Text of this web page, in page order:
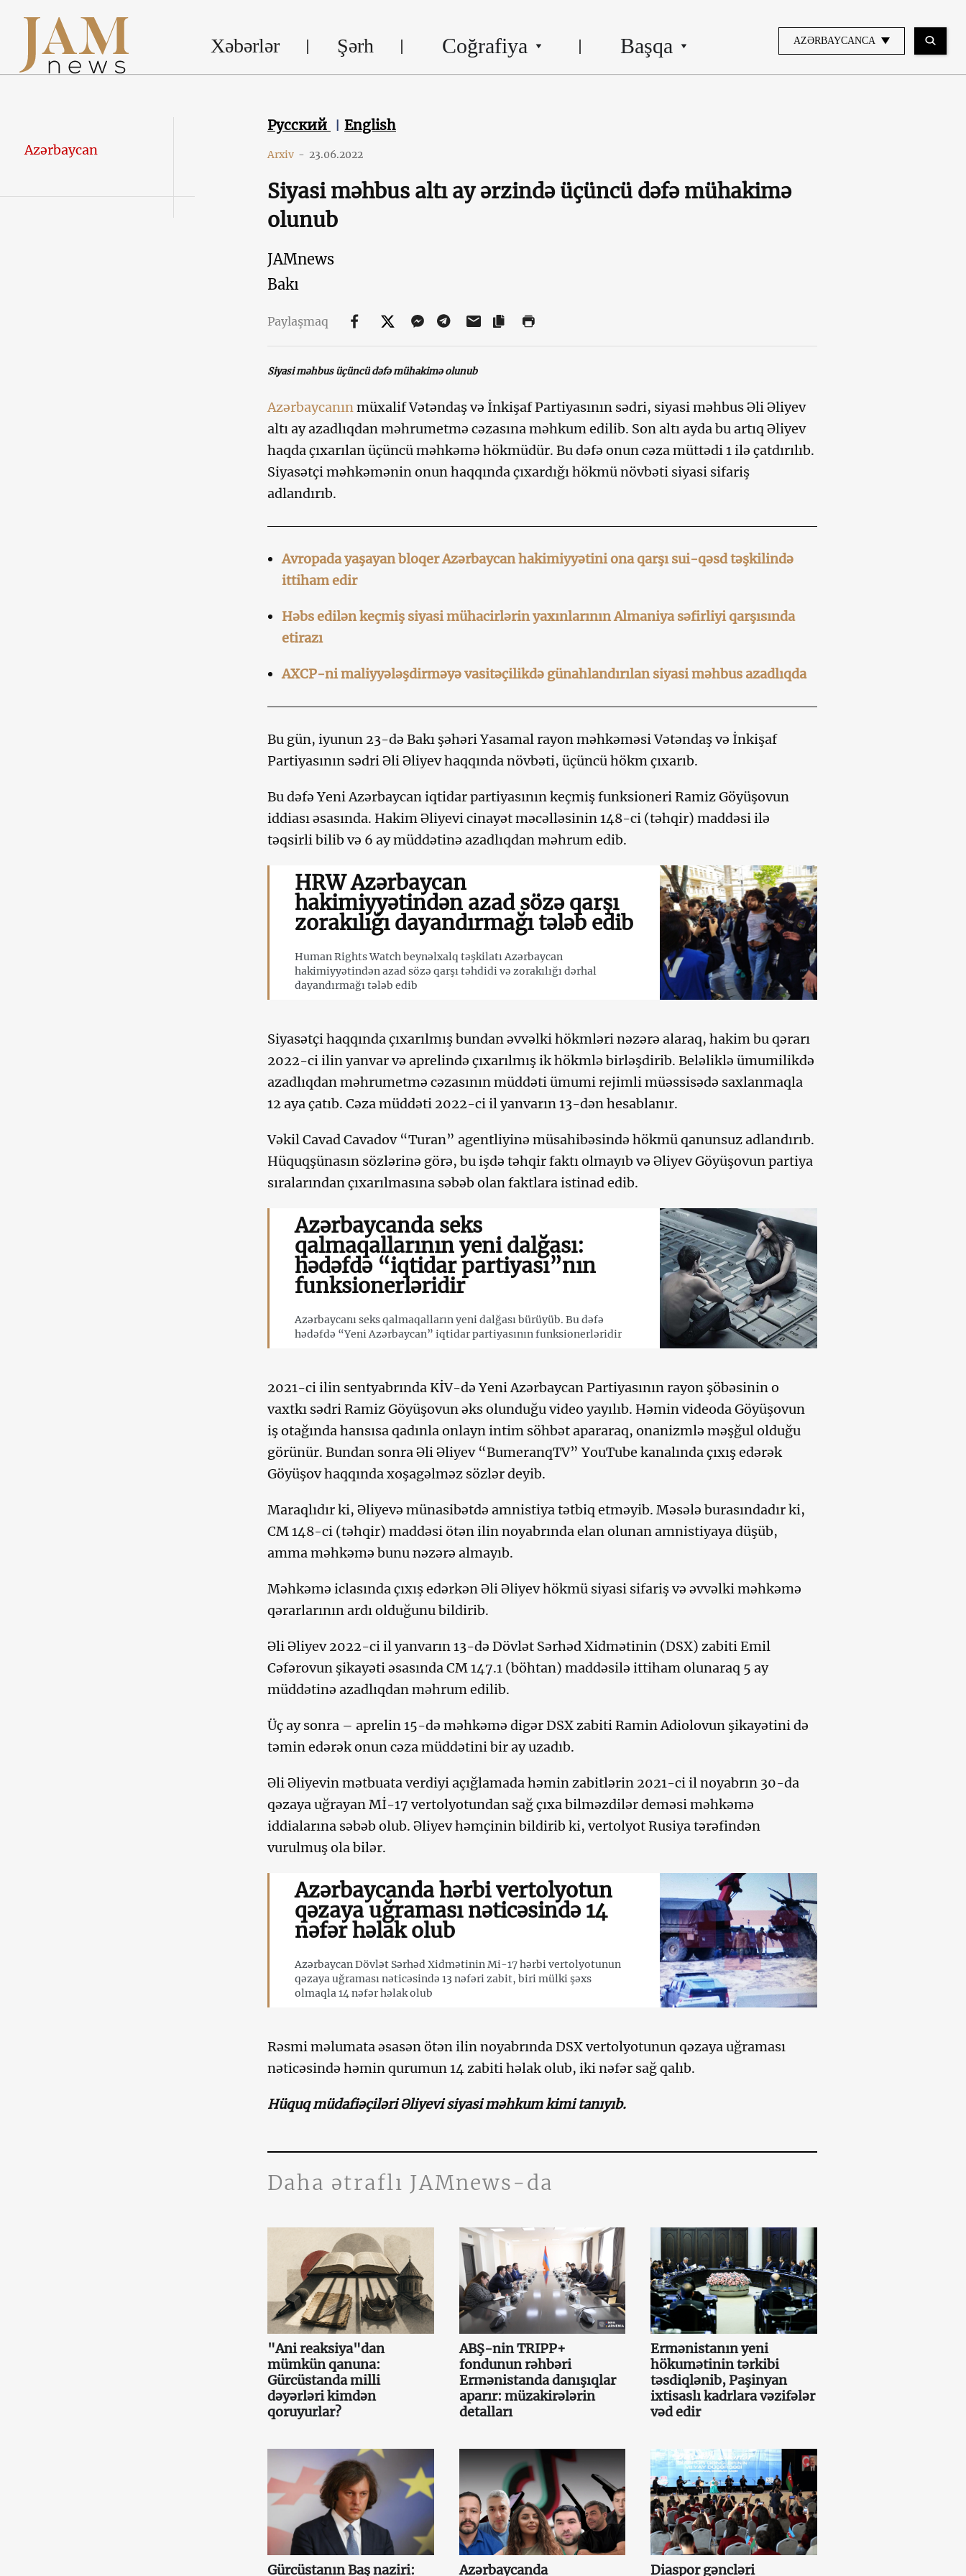
Xəbərlər Şərh Coğrafiya Başqa AZƏRBAYCANCA
Azərbaycan
Русский English
Arxiv - 23.06.2022
Siyasi məhbus altı ay ərzində üçüncü dəfə mühakimə
olunub
JAMnews
Bakı
Paylaşmaq
Siyasi məhbus üçüncü dəfə mühakimə olunub
Azərbaycanınmüxalif Vətəndaş və İnkişaf Partiyasının sədri, siyasi məhbus Əli Əliyev
altı ay azadlıqdan məhrumetmə cəzasına məhkum edilib. Son altı ayda bu artıq Əliyev
haqda çıxarılan üçüncü məhkəmə hökmüdür. Bu dəfə onun cəza müttədi 1 ilə çatdırılıb.
Siyasətçi məhkəmənin onun haqqında çıxardığı hökmü növbəti siyasi sifariş
adlandırıb.
Avropada yaşayan bloqer Azərbaycan hakimiyyətini ona qarşı sui-qəsd təşkilində
ittiham edir
Həbs edilən keçmiş siyasi mühacirlərin yaxınlarının Almaniya səfirliyi qarşısında
etirazı
AXCP-ni maliyyələşdirməyə vasitəçilikdə günahlandırılan siyasi məhbus azadlıqda
Bu gün, iyunun 23-də Bakı şəhəri Yasamal rayon məhkəməsi Vətəndaş və İnkişaf
Partiyasının sədri Əli Əliyev haqqında növbəti, üçüncü hökm çıxarıb.
Bu dəfə Yeni Azərbaycan iqtidar partiyasının keçmiş funksioneri Ramiz Göyüşovun
iddiası əsasında. Hakim Əliyevi cinayət məcəlləsinin 148-ci (təhqir) maddəsi ilə
təqsirli bilib və 6 ay müddətinə azadlıqdan məhrum edib.
HRW Azərbaycan
hakimiyyətindən azad sözə qarşı
zorakılığı dayandırmağı tələb edib
Human Rights Watch beynəlxalq təşkilatı Azərbaycan
hakimiyyətindən azad sözə qarşı təhdidi və zorakılığı dərhal
dayandırmağı tələb edib
Siyasətçi haqqında çıxarılmış bundan əvvəlki hökmləri nəzərə alaraq, hakim bu qərarı
2022-ci ilin yanvar və aprelində çıxarılmış ik hökmlə birləşdirib. Beləliklə ümumilikdə
azadlıqdan məhrumetmə cəzasının müddəti ümumi rejimli müəssisədə saxlanmaqla
12 aya çatıb. Cəza müddəti 2022-ci il yanvarın 13-dən hesablanır.
Vəkil Cavad Cavadov “Turan” agentliyinə müsahibəsində hökmü qanunsuz adlandırıb.
Hüquqşünasın sözlərinə görə, bu işdə təhqir faktı olmayıb və Əliyev Göyüşovun partiya
sıralarından çıxarılmasına səbəb olan faktlara istinad edib.
Azərbaycanda seks
qalmaqallarının yeni dalğası:
hədəfdə “iqtidar partiyası”nın
funksionerləridir
Azərbaycanı seks qalmaqalların yeni dalğası bürüyüb. Bu dəfə
hədəfdə “Yeni Azərbaycan” iqtidar partiyasının funksionerləridir
2021-ci ilin sentyabrında KİV-də Yeni Azərbaycan Partiyasının rayon şöbəsinin o
vaxtkı sədri Ramiz Göyüşovun əks olunduğu video yayılıb. Həmin videoda Göyüşovun
iş otağında hansısa qadınla onlayn intim söhbət apararaq, onanizmlə məşğul olduğu
görünür. Bundan sonra Əli Əliyev “BumeranqTV” YouTube kanalında çıxış edərək
Göyüşov haqqında xoşagəlməz sözlər deyib.
Maraqlıdır ki, Əliyevə münasibətdə amnistiya tətbiq etməyib. Məsələ burasındadır ki,
CM 148-ci (təhqir) maddəsi ötən ilin noyabrında elan olunan amnistiyaya düşüb,
amma məhkəmə bunu nəzərə almayıb.
Məhkəmə iclasında çıxış edərkən Əli Əliyev hökmü siyasi sifariş və əvvəlki məhkəmə
qərarlarının ardı olduğunu bildirib.
Əli Əliyev 2022-ci il yanvarın 13-də Dövlət Sərhəd Xidmətinin (DSX) zabiti Emil
Cəfərovun şikayəti əsasında CM 147.1 (böhtan) maddəsilə ittiham olunaraq 5 ay
müddətinə azadlıqdan məhrum edilib.
Üç ay sonra – aprelin 15-də məhkəmə digər DSX zabiti Ramin Adiolovun şikayətini də
təmin edərək onun cəza müddətini bir ay uzadıb.
Əli Əliyevin mətbuata verdiyi açığlamada həmin zabitlərin 2021-ci il noyabrın 30-da
qəzaya uğrayan Mİ-17 vertolyotundan sağ çıxa bilməzdilər deməsi məhkəmə
iddialarına səbəb olub. Əliyev həmçinin bildirib ki, vertolyot Rusiya tərəfindən
vurulmuş ola bilər.
Azərbaycanda hərbi vertolyotun
qəzaya uğraması nəticəsində 14
nəfər həlak olub
Azərbaycan Dövlət Sərhəd Xidmətinin Mi-17 hərbi vertolyotunun
qəzaya uğraması nəticəsində 13 nəfəri zabit, biri mülki şəxs
olmaqla 14 nəfər həlak olub
Rəsmi məlumata əsasən ötən ilin noyabrında DSX vertolyotunun qəzaya uğraması
nəticəsində həmin qurumun 14 zabiti həlak olub, iki nəfər sağ qalıb.
Hüquq müdafiəçiləri Əliyevi siyasi məhkum kimi tanıyıb.
Daha ətraflı JAMnews-da
"Ani reaksiya"dan
mümkün qanuna:
Gürcüstanda milli
dəyərləri kimdən
qoruyurlar?
ABŞ-nin TRIPP+
fondunun rəhbəri
Ermənistanda danışıqlar
aparır: müzakirələrin
detalları
Ermənistanın yeni
hökumətinin tərkibi
təsdiqlənib, Paşinyan
ixtisaslı kadrlara vəzifələr
vəd edir
Gürcüstanın Baş naziri: Azərbaycanda Diaspor gəncləri